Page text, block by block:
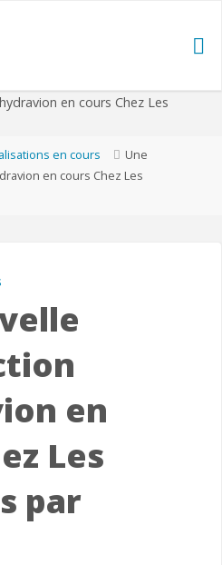
en cours
Une
en cours Chez Les
en
Les
par